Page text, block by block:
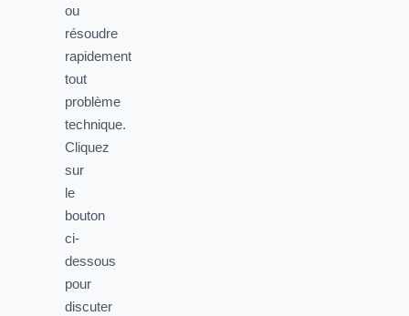
ou
résoudre
rapidement
tout
problème
technique.
Cliquez
sur
le
bouton
ci-
dessous
pour
discuter